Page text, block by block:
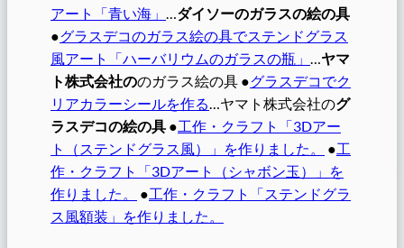
アート「青い海」 …ダイソーのガラスの絵の具
●グラスデコのガラス絵の具でステンドグラス
風アート「ハーバリウムのガラスの瓶」 …ヤマ
ト株式会社ののガラス絵の具 ●グラスデコでク
リアカラーシールを作る…ヤマト株式会社のグ
ラスデコの絵の具 ●工作・クラフト「3Dアー
ト（ステンドグラス風）」を作りました。
●工
作・クラフト「3Dアート（シャボン玉）」を
作りました。
●工作・クラフト「ステンドグラ
ス風額装」を作りました。